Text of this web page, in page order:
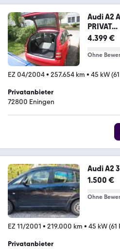
Audi A2
PRIVAT...
4.399 €
Ohne
EZ 04/2004• 257.654 km • 45 kW
Privatanbieter
72800 Eningen
Audi A2
1.500 €
Ohne
EZ 11/2001 • 219.000 km • 45 kW (61
Privatanbieter